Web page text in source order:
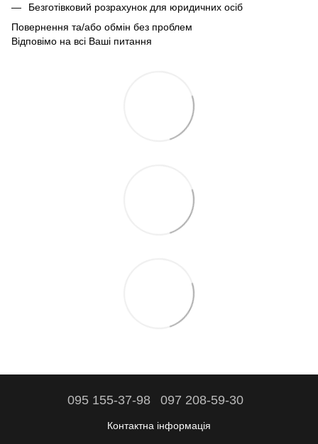
Безготівковий розрахунок для юридичних осіб
Повернення та/або обмін без проблем
Відповімо на всі Ваші питання
095 155-37-98 097 208-59-30
Контактна інформація